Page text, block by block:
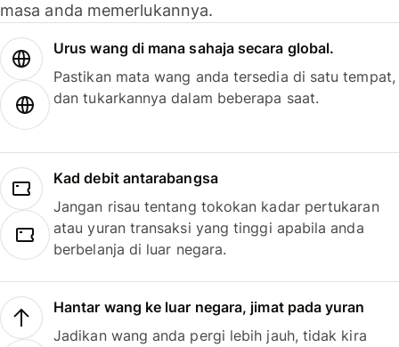
masa anda memerlukannya.
Urus wang di mana sahaja secara global.
Pastikan mata wang anda tersedia di satu tempat,
dan tukarkannya dalam beberapa saat.
Kad debit antarabangsa
Jangan risau tentang tokokan kadar pertukaran
atau yuran transaksi yang tinggi apabila anda
berbelanja di luar negara.
Hantar wang ke luar negara, jimat pada yuran
Jadikan wang anda pergi lebih jauh, tidak kira